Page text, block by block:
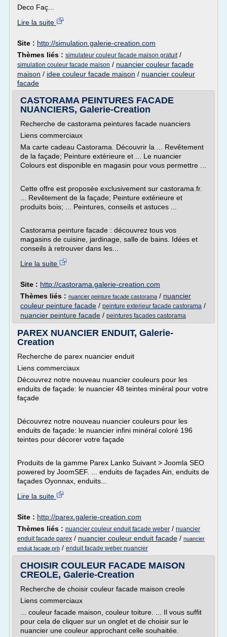
Deco Faç...
Lire la suite
Site : http://simulation.galerie-creation.com
Thèmes liés : simulateur couleur facade maison gratuit/
simulation couleur facade maison / nuancier couleur facade
maison / idee couleur facade maison / nuancier couleur
facade
CASTORAMA PEINTURES FACADE
NUANCIERS, Galerie-Creation
Recherche de castorama peintures facade nuanciers
Liens commerciaux
Ma carte cadeau Castorama. Découvrir la ... Revêtement
de la façade; Peinture extérieure et ... Le nuancier
Colours est disponible en magasin pour vous permettre ...
Cette offre est proposée exclusivement sur castorama.fr.
... Revêtement de la façade; Peinture extérieure et
produits bois; ... Peintures, conseils et astuces ...
Castorama peinture facade : découvrez tous vos
magasins de cuisine, jardinage, salle de bains. Idées et
conseils à retrouver dans les...
Lire la suite
Site : http://castorama.galerie-creation.com
Thèmes liés : nuancier peinture facade castorama / nuancier
couleur peinture facade / peinture exterieur facade castorama /
nuancier peinture facade / peintures facades castorama
PAREX NUANCIER ENDUIT, Galerie-
Creation
Recherche de parex nuancier enduit
Liens commerciaux
Découvrez notre nouveau nuancier couleurs pour les
enduits de façade: le nuancier 48 teintes minéral pour votre
façade
Découvrez notre nouveau nuancier couleurs pour les
enduits de façade: le nuancier infini minéral coloré 196
teintes pour décorer votre façade
Produits de la gamme Parex Lanko Suivant > Joomla SEO
powered by JoomSEF. ... enduits de façades Ain, enduits de
façades Oyonnax, enduits...
Lire la suite
Site : http://parex.galerie-creation.com
Thèmes liés : nuancier couleur enduit facade weber / nuancier
enduit facade parex / nuancier couleur enduit facade / nuancier
enduit facade prb / enduit facade weber nuancier
CHOISIR COULEUR FACADE MAISON
CREOLE, Galerie-Creation
Recherche de choisir couleur facade maison creole
Liens commerciaux
... couleur facade maison, couleur toiture. ... Il vous suffit
pour cela de cliquer sur un onglet et de choisir sur le
nuancier une couleur approchant celle souhaitée.